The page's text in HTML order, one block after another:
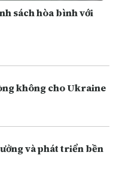
sách hòa bình với
không cho Ukraine
và phát triển bền